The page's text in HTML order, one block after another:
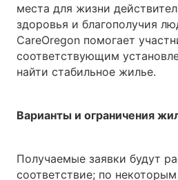
места для жизни
здоровья и благополучия
CareOregon помогает
соответствующим
найти стабильное жилье.
Варианты и ограничения
Получаемые заявки будут
соответствие; по